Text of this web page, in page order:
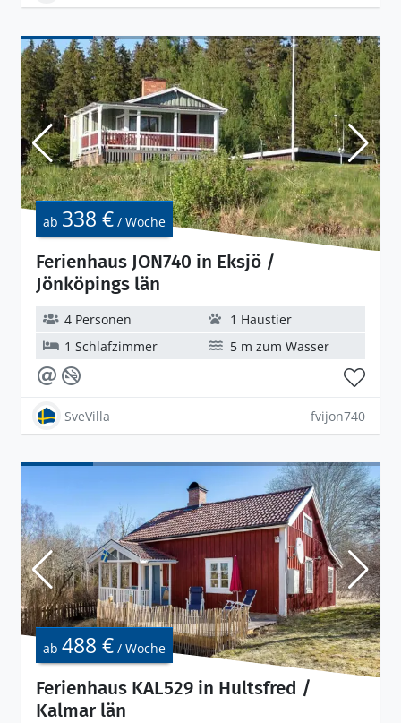
Ferienhaus JON740 in Eksjö /
Jönköpings län
ab 338 € / Woche
4 Personen
1 Haustier
1 Schlafzimmer
5 m zum Wasser
SveVilla fvijon740
Ferienhaus KAL529 in Hultsfred /
Kalmar län
ab 488 € / Woche